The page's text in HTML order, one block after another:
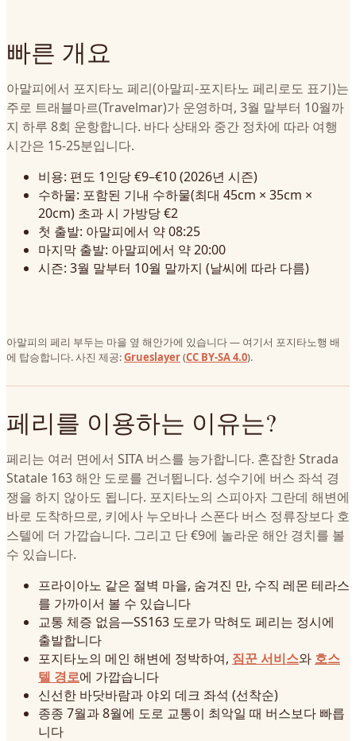
빠른 개요
아말피에서 포지타노 페리(아말피-포지타노 페리로도 표기)는
주로 트래블마르(Travelmar)가 운영하며, 3월 말부터 10월까
지 하루 8회 운항합니다. 바다 상태와 중간 정차에 따라 여행
시간은 15-25분입니다.
비용: 편도 1인당 €9–€10 (2026년 시즌)
수하물: 포함된 기내 수하물(최대 45cm × 35cm ×
20cm) 초과 시 가방당 €2
첫 출발: 아말피에서 약 08:25
마지막 출발: 아말피에서 약 20:00
시즌: 3월 말부터 10월 말까지 (날씨에 따라 다름)
아말피의 페리 부두는 마을 옆 해안가에 있습니다 — 여기서 포지타노행 배
에 탑승합니다. 사진 제공:Grueslayer(CC BY-SA 4.0).
페리를 이용하는 이유는?
페리는 여러 면에서 SITA 버스를 능가합니다. 혼잡한 Strada
Statale 163 해안 도로를 건너뜁니다. 성수기에 버스 좌석 경
쟁을 하지 않아도 됩니다. 포지타노의 스피아자 그란데 해변에
바로 도착하므로, 키에사 누오바나 스폰다 버스 정류장보다 호
스텔에 더 가깝습니다. 그리고 단 €9에 놀라운 해안 경치를 볼
수 있습니다.
프라이아노 같은 절벽 마을, 숨겨진 만, 수직 레몬 테라스
를 가까이서 볼 수 있습니다
교통 체증 없음—SS163 도로가 막혀도 페리는 정시에
출발합니다
포지타노의 메인 해변에 정박하여, 짐꾼 서비스와 호스
텔 경로에 가깝습니다
신선한 바닷바람과 야외 데크 좌석 (선착순)
종종 7월과 8월에 도로 교통이 최악일 때 버스보다 빠릅
니다